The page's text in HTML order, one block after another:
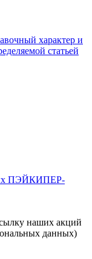
характер и
статьей
ПЭЙКИПЕР-
наших акций
данных)